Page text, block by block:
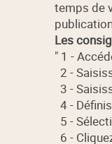
temps de
Les
" 1 -
2 -
3 -
4 -
5 -
6 -